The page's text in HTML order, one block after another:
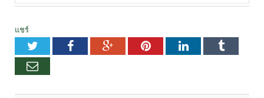
แชร์
TwitterFacebookGoogle+PinterestLinkedInTumblr
อีเมล